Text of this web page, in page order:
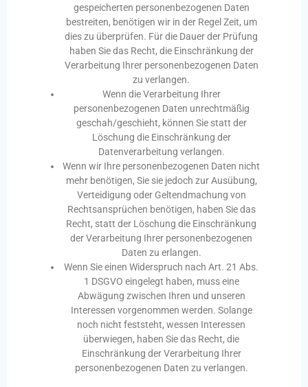
gespeicherten personenbezogenen Daten
bestreiten, benötigen wir in der Regel Zeit, um
dies zu überprüfen. Für die Dauer der Prüfung
haben Sie das Recht, die Einschränkung der
Verarbeitung Ihrer personenbezogenen Daten
zu verlangen.
Wenn die Verarbeitung Ihrer
personenbezogenen Daten unrechtmäßig
geschah/geschieht, können Sie statt der
Löschung die Einschränkung der
Datenverarbeitung verlangen.
Wenn wir Ihre personenbezogenen Daten nicht
mehr benötigen, Sie sie jedoch zur Ausübung,
Verteidigung oder Geltendmachung von
Rechtsansprüchen benötigen, haben Sie das
Recht, statt der Löschung die Einschränkung
der Verarbeitung Ihrer personenbezogenen
Daten zu erlangen.
Wenn Sie einen Widerspruch nach Art. 21 Abs.
1 DSGVO eingelegt haben, muss eine
Abwägung zwischen Ihren und unseren
Interessen vorgenommen werden. Solange
noch nicht feststeht, wessen Interessen
überwiegen, haben Sie das Recht, die
Einschränkung der Verarbeitung Ihrer
personenbezogenen Daten zu verlangen.